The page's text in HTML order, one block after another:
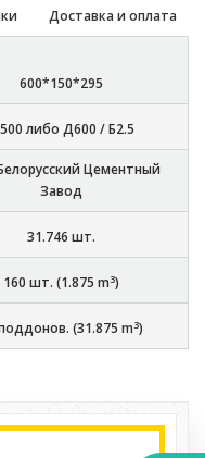
Доставка и оплата
600*150*295
либо Д600 / Б2.5
Цементный
Завод
31.746 шт.
160 шт. (1.875 m3)
(31.875 m3)